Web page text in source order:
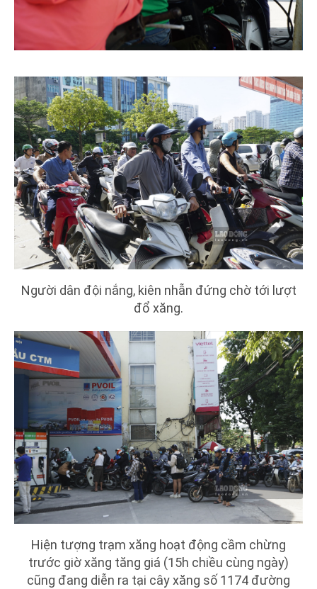
Người dân đội nắng, kiên nhẫn đứng chờ tới lượt
đổ xăng.
Hiện tượng trạm xăng hoạt động cầm chừng
trước giờ xăng tăng giá (15h chiều cùng ngày)
cũng đang diễn ra tại cây xăng số 1174 đường